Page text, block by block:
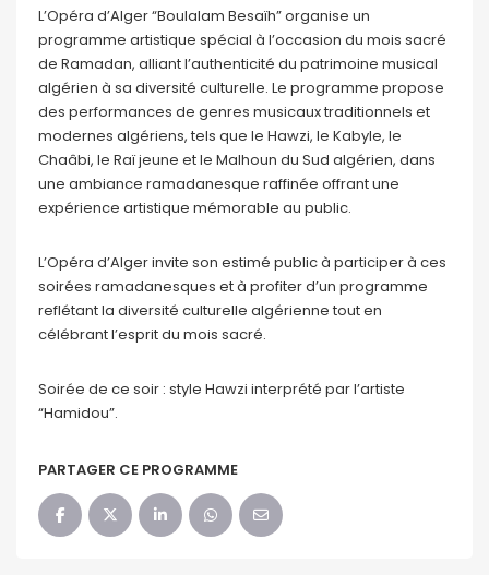
L’Opéra d’Alger “Boulalam Besaïh” organise un
programme artistique spécial à l’occasion du mois sacré
de Ramadan, alliant l’authenticité du patrimoine musical
algérien à sa diversité culturelle. Le programme propose
des performances de genres musicaux traditionnels et
modernes algériens, tels que le Hawzi, le Kabyle, le
Chaâbi, le Raï jeune et le Malhoun du Sud algérien, dans
une ambiance ramadanesque raffinée offrant une
expérience artistique mémorable au public.
L’Opéra d’Alger invite son estimé public à participer à ces
soirées ramadanesques et à profiter d’un programme
reflétant la diversité culturelle algérienne tout en
célébrant l’esprit du mois sacré.
Soirée de ce soir : style Hawzi interprété par l’artiste
“Hamidou”.
PARTAGER CE PROGRAMME